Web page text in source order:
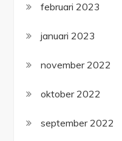
februari 2023
januari 2023
november 2022
oktober 2022
september 2022